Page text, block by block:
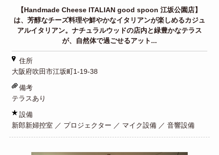
【Handmade Cheese ITALIAN good spoon 江坂公園店】
は、芳醇なチーズ料理や鮮やかなイタリアンが楽しめるカジュ
アルイタリアン。ナチュラルウッドの店内と緑豊かなテラス
が、自然体で過ごせるアット...
住所
大阪府吹田市江坂町1-19-38
備考
テラスあり
設備
新郎新婦控室 ／ プロジェクター ／ マイク設備 ／ 音響設備